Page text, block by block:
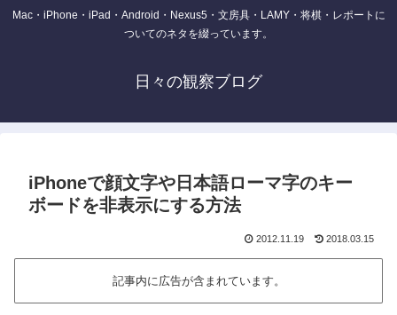
Mac・iPhone・iPad・Android・Nexus5・文房具・LAMY・将棋・レポートに
ついてのネタを綴っています。
日々の観察ブログ
iPhoneで顔文字や日本語ローマ字のキー
ボードを非表示にする方法
2012.11.19 2018.03.15
記事内に広告が含まれています。